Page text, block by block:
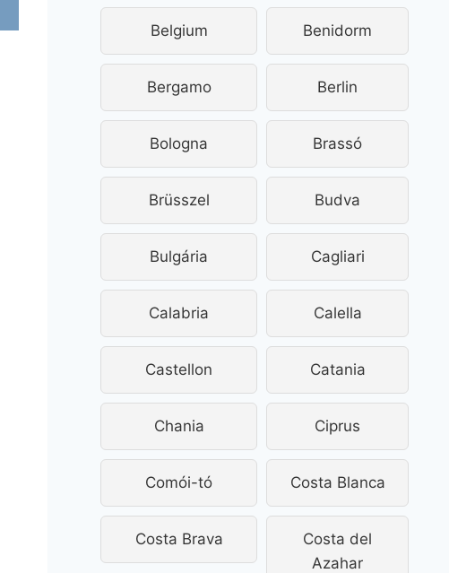
Belgium Benidorm
Bergamo Berlin
Bologna Brassó
Brüsszel Budva
Bulgária Cagliari
Calabria Calella
Castellon Catania
Chania Ciprus
Comói-tó Costa Blanca
Costa Brava
Costa del
Azahar